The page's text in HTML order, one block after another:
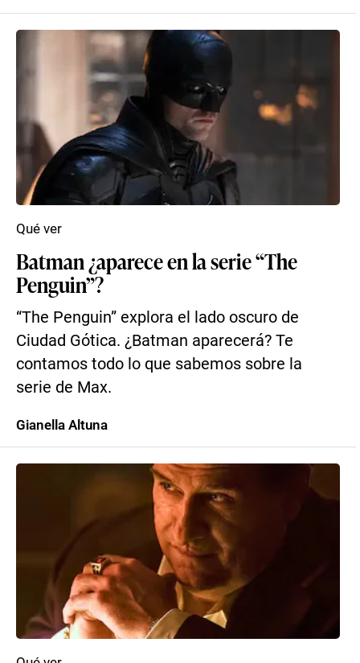
Batman ¿aparece en la serie “The
Penguin”?
“The Penguin” explora el lado oscuro de
Ciudad Gótica. ¿Batman aparecerá? Te
contamos todo lo que sabemos sobre la
serie de Max.
Qué ver
Gianella Altuna